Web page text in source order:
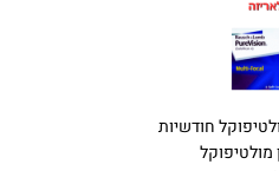
חודשיות
מולטיפוקל